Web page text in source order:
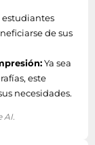
XP-442 -
XP-435 -
XP-432 -
XP-425 -
XP-422 -
XP-415 -
XP-355 -
estudiantes
de sus
Ya sea
este
necesidades.
AI.